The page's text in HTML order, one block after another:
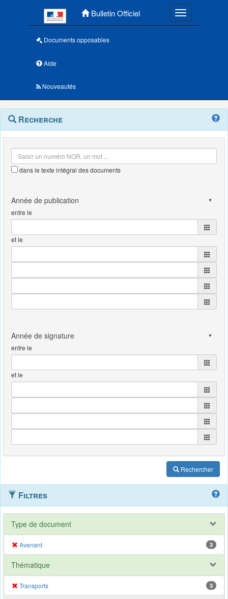
Bulletin Officiel Toggle
Documents opposables
Aide
Nouveautés
Navigation
outils
Menu
contextuel
Recherche
dans le texte intégral des documents
entre le
et le
entre le
et le
Rechercher
Filtres
Type de document
Avenant 3
Thématique
Transports 3